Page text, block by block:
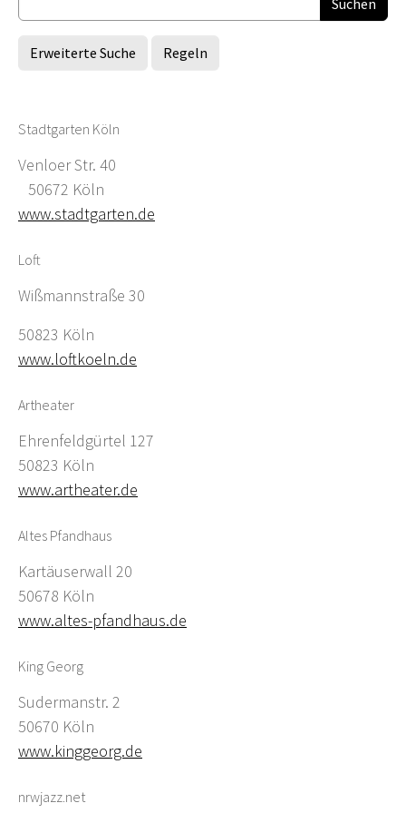
Erweiterte Suche Regeln
Stadtgarten Köln
Venloer Str. 40
50672 Köln
www.stadtgarten.de
Loft
Wißmannstraße 30
50823 Köln
www.loftkoeln.de
Artheater
Ehrenfeldgürtel 127
50823 Köln
www.artheater.de
Altes Pfandhaus
Kartäuserwall 20
50678 Köln
www.altes-pfandhaus.de
King Georg
Sudermanstr. 2
50670 Köln
www.kinggeorg.de
nrwjazz.net